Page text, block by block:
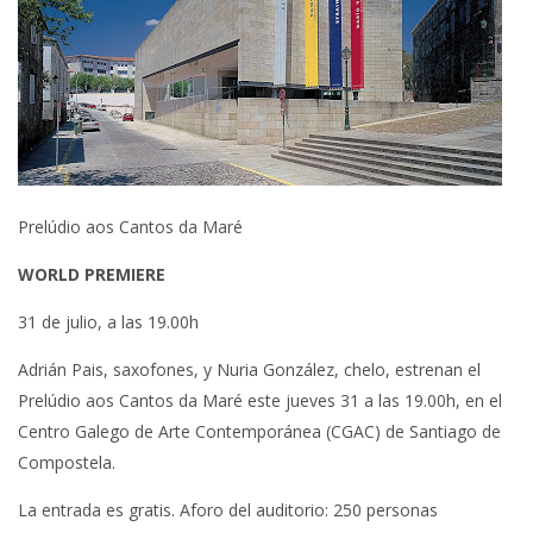
Prelúdio aos Cantos da Maré
WORLD PREMIERE
31 de julio, a las 19.00h
Adrián Pais, saxofones, y Nuria González, chelo, estrenan el
Prelúdio aos Cantos da Maré este jueves 31 a las 19.00h, en el
Centro Galego de Arte Contemporánea (CGAC) de Santiago de
Compostela.
La entrada es gratis. Aforo del auditorio: 250 personas